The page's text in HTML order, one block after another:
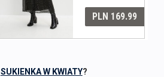
SUKIENKA W KWIATY?